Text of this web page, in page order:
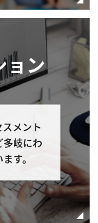
先して適
ん。
の取扱 お
ースの受
以下の通
業日にあ
る場合、
ンセルに
受講費用
ース開催
のキャン
払いいた
ョン
メント
岐にわ
す。